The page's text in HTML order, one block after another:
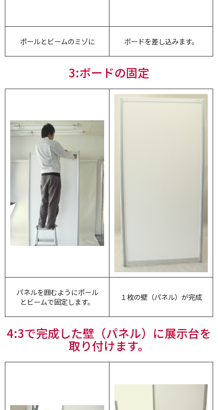
ポールとビームのミゾに ボードを差し込みます。
3:ボードの固定
パネルを囲むようにポール
とビームで固定します。
１枚の壁（パネル）が完成
4:3で完成した壁（パネル）に展示台を
取り付けます。